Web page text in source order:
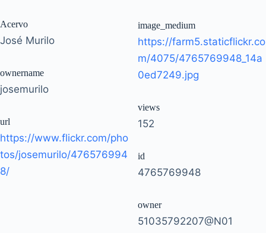
Acervo
José Murilo
ownername
josemurilo
url
https://www.flickr.com/pho
tos/josemurilo/476576994
8/
image_medium
https://farm5.staticflickr.co
m/4075/4765769948_14a
0ed7249.jpg
views
152
id
4765769948
owner
51035792207@N01